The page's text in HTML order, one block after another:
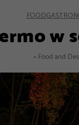
FOOD
w
– Food and